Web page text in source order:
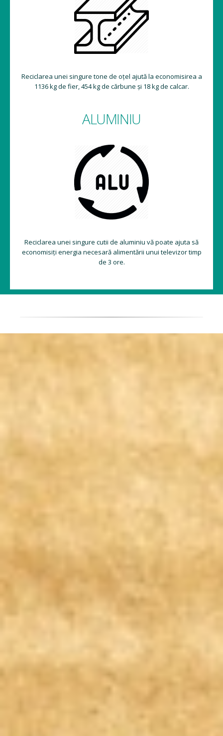
Reciclarea unei singure tone de oțel ajută la economisirea a
1136 kg de fier, 454 kg de cărbune și 18 kg de calcar.
ALUMINIU
Reciclarea unei singure cutii de aluminiu vă poate ajuta să
economisiți energia necesară alimentării unui televizor timp
de 3 ore.